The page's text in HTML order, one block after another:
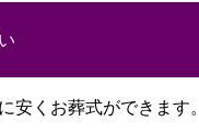
安くお葬式ができます。